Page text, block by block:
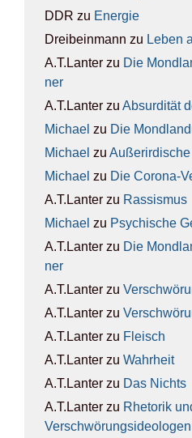
DDR zu Ener­gie
Dreibeinmann zu Leben
A.T.Lanter zu Die
ner
A.T.Lanter zu Absur­di­tät
Michael zu Die
Michael zu Außer­ir­di­sche
Michael zu Die Coro­na-
A.T.Lanter zu Ras­sis­mus
Michael zu Psy­chi­sche
A.T.Lanter zu Die
ner
A.T.Lanter zu
A.T.Lanter zu
A.T.Lanter zu Fleisch
A.T.Lanter zu Wahr­heit
A.T.Lanter zu Das Nichts
A.T.Lanter zu Rhe­to­rik
Ver­schwö­rungs­ideo­lo­gen